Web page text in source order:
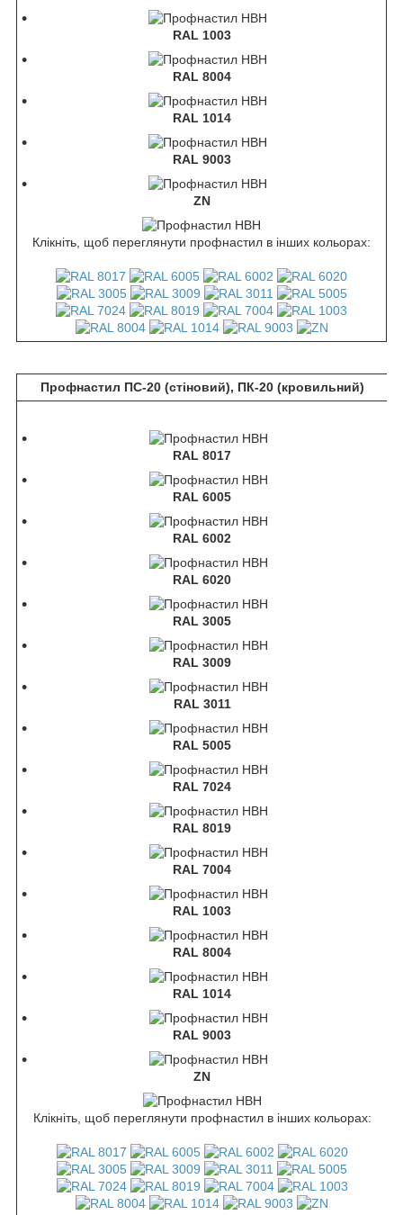
RAL 1003
RAL 8004
RAL 1014
RAL 9003
ZN
Клікніть, щоб переглянути профнастил в інших кольорах:
Профнастил ПС-20 (стіновий), ПК-20 (кровильний)
RAL 8017
RAL 6005
RAL 6002
RAL 6020
RAL 3005
RAL 3009
RAL 3011
RAL 5005
RAL 7024
RAL 8019
RAL 7004
RAL 1003
RAL 8004
RAL 1014
RAL 9003
ZN
Клікніть, щоб переглянути профнастил в інших кольорах: